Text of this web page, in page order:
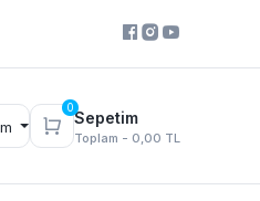
0
Sepetim
Toplam - 0,00 TL